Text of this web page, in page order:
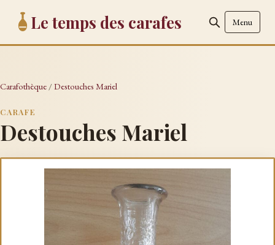
Le temps des carafes Menu
Carafothèque /Destouches Mariel
CARAFE
Destouches Mariel